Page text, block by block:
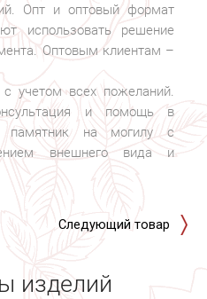
Опт и оптовый формат
использовать решение
Оптовым клиентам –
учетом всех пожеланий.
и помощь в
памятник на могилу с
внешнего вида и
Следующий товар
изделий